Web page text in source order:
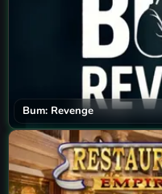
Bum: Revenge